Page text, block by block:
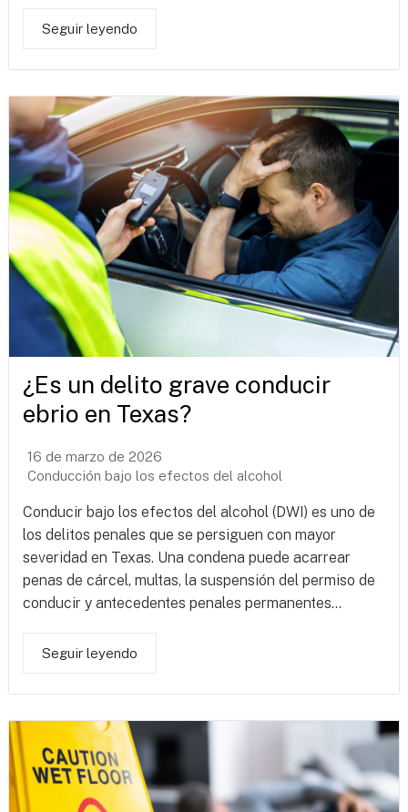
Seguir leyendo
¿Es un delito grave conducir
ebrio en Texas?
16 de marzo de 2026
Conducción bajo los efectos del alcohol
Conducir bajo los efectos del alcohol (DWI) es uno de
los delitos penales que se persiguen con mayor
severidad en Texas. Una condena puede acarrear
penas de cárcel, multas, la suspensión del permiso de
conducir y antecedentes penales permanentes...
Seguir leyendo